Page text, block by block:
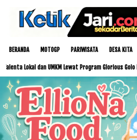
BERANDA MOTOGP PARIWISATA DESA KITA
dan UMKM Lewat Program Glorious Golo Mori